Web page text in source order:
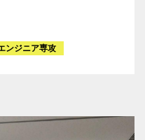
ンジニア専攻